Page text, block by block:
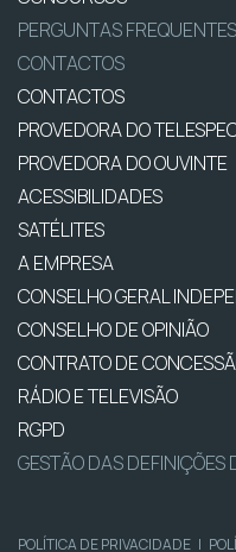
PERGUNTAS FREQUENTES
CONTACTOS
CONTACTOS
PROVEDORA DO
PROVEDORA DO OUVINTE
ACESSIBILIDADES
SATÉLITES
A EMPRESA
CONSELHO GERAL
CONSELHO DE OPINIÃO
CONTRATO DE
RÁDIO E TELEVISÃO
RGPD
GESTÃO DAS DEFINIÇÕES
POLÍTICA DE PRIVACIDADE |